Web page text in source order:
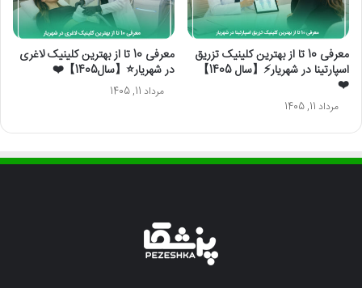
معرفی 10 تا از بهترین کلینیک تزریق
اسپارتینا در شهریار⚡【سال 1405】
❤️
مرداد 11, 1405
معرفی 10 تا از بهترین کلینیک لاغری
در شهریار⭐【سال1405】❤️
مرداد 11, 1405